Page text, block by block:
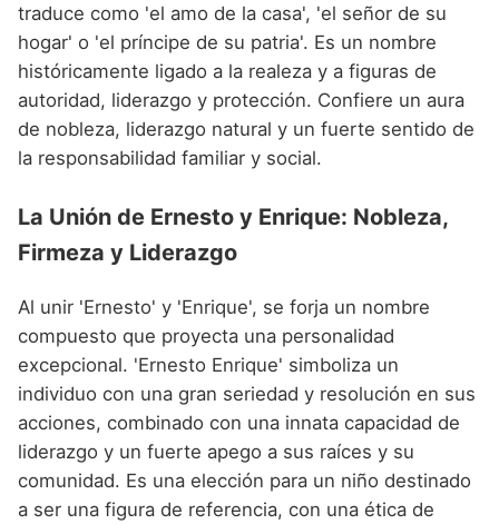
traduce como 'el amo de la casa', 'el señor de su
hogar' o 'el príncipe de su patria'. Es un nombre
históricamente ligado a la realeza y a figuras de
autoridad, liderazgo y protección. Confiere un aura
de nobleza, liderazgo natural y un fuerte sentido de
la responsabilidad familiar y social.
La Unión de Ernesto y Enrique: Nobleza,
Firmeza y Liderazgo
Al unir 'Ernesto' y 'Enrique', se forja un nombre
compuesto que proyecta una personalidad
excepcional. 'Ernesto Enrique' simboliza un
individuo con una gran seriedad y resolución en sus
acciones, combinado con una innata capacidad de
liderazgo y un fuerte apego a sus raíces y su
comunidad. Es una elección para un niño destinado
a ser una figura de referencia, con una ética de